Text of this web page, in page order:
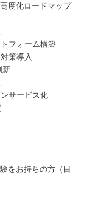
度化ロードマップ
フォーム構築
策導入
新
サービス化
をお持ちの方（目